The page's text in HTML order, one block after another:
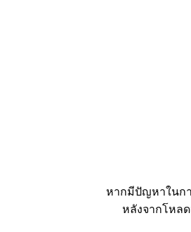
หากมีปัญหาในกา
หลังจากโหล